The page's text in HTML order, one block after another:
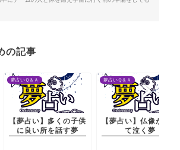
の記事
の子供
す夢
夢占いＱ＆Ａ
【夢占い】仏像が燃え
て泣く夢
夢占いＱ＆Ａ
【夢占い